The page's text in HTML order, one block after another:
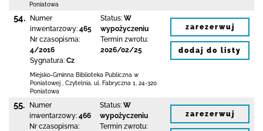
Poniatowa
54.
Numer
inwentarzowy: 465
Nr czasopisma:
4/2016
Sygnatura: Cz
Status: W
wypożyczeniu
Termin zwrotu:
2026/02/25
Miejsko-Gminna Biblioteka Publiczna w
Poniatowej
Czytelnia, ul. Fabryczna 1
24-320
Poniatowa
zarezerwuj
dodaj do listy
55.
Numer
inwentarzowy: 466
Nr czasopisma:
Status: W
wypożyczeniu
Termin zwrotu:
zarezerwuj